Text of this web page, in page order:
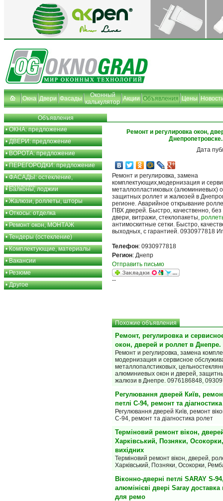
Окна Двери Фасады
Оконный
калькулятор Акции Объявления Цены
Объявления
•ОКНА: предложение
•ДВЕРИ: предложение
•ВОРОТА: предложение
•ПЕРЕГОРОДКИ: предложение
•ФАСАДЫ: остекление,
утепление
•Балконы, лоджии
•Жалюзи, роллеты, шторы
•Откосы: отделка
•Ремонт окон, МОНТАЖ
•Тендеры (остекление)
•Комплектующие, материалы
•Вакансии
•Резюме
•Другое
Ремонт и регулировка окон,
Днепропетровске.
Дата
Ремонт и регулировка, замена
комплектующих,модернизация и
металлопластиковых (алюминиевых)
защитных роллет и жалюзей в
регионе. Аварийное открывание
ПВХ дверей. Быстро, качественно,
двери, витражи, стеклопакеты,
антимоскитные сетки. Быстро,
выходных, с гарантией. 0930977818
Телефон: 0930977818
Регион: Днепр
Отправить письмо
--
Похожие объявления
Ремонт, регулировка и
окон, дверей и роллет в Днепре.
Ремонт и регулировка, замена
модернизация и сервисное
металлопалстиковых,
алюминиевых окон и дверей,
жалюзи в Днепре. 0976186848,
Регулювання дверей Київ,
петлі С-94, ремонт та
Регулювання дверей Київ, ремонт
С-94, ремонт та діагностика ролет
Терміновий ремонт вікон,
Харківський, Позняки,
вихідних
Терміновий ремонт вікон, дверей,
Харківський, Позняки, Осокорки,
Віконно-дверні петлі SARAY S-
алюмінієві двері Saray доставка
для ремо